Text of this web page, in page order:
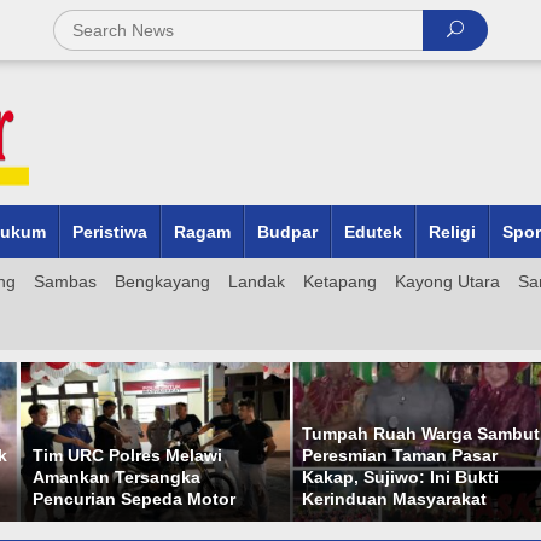
Peristiwa Ragam Budpar Edutek Religi
Sambas Bengkayang Landak Ketapang Kayong Utara
Tim URC Polres Melawi
Amankan Tersangka
Pencurian Sepeda Motor
Tumpah Ruah Warga Sambut
Peresmian Taman Pasar
Kakap, Sujiwo: Ini Bukti
Kerinduan Masyarakat